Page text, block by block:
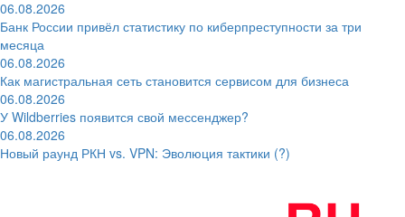
06.08.2026
Банк России привёл статистику по киберпреступности за три
месяца
06.08.2026
Как магистральная сеть становится сервисом для бизнеса
06.08.2026
У Wildberries появится свой мессенджер?
06.08.2026
Новый раунд РКН vs. VPN: Эволюция тактики (?)